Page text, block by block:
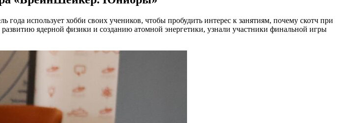
использует хобби своих учеников, чтобы пробудить интерес к занятиям, почему скотч при
ядерной физики и созданию атомной энергетики, узнали участники финальной игры